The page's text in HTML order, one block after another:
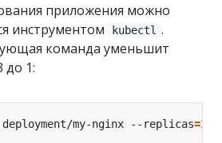
приложения можно
инструментом
kubectl .
команда уменьшит
до 1:
my-nginx --replicas=1